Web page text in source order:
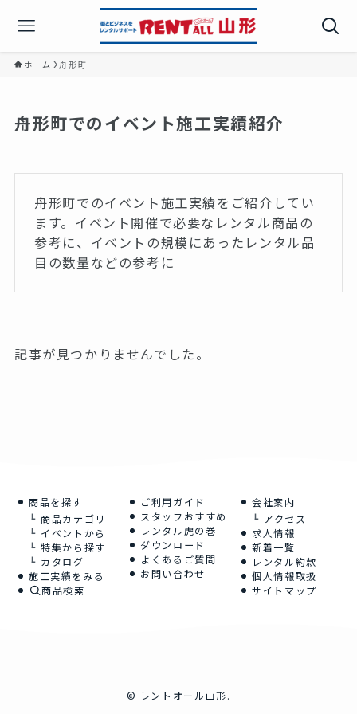
ホーム 舟形町
舟形町でのイベント施工実績紹介
舟形町でのイベント施工実績をご紹介してい
ます。イベント開催で必要なレンタル商品の
参考に、イベントの規模にあったレンタル品
目の数量などの参考に
記事が見つかりませんでした。
商品を探す
商品カテゴリ
イベントから
特集から探す
カタログ
施工実績をみる
商品検索
ご利用ガイド
スタッフおすすめ
レンタル虎の巻
ダウンロード
よくあるご質問
お問い合わせ
会社案内
アクセス
求人情報
新着一覧
レンタル約款
個人情報取扱
サイトマップ
© レントオール山形.